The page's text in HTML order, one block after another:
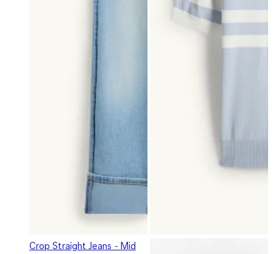
Crop Straight Jeans - Mid